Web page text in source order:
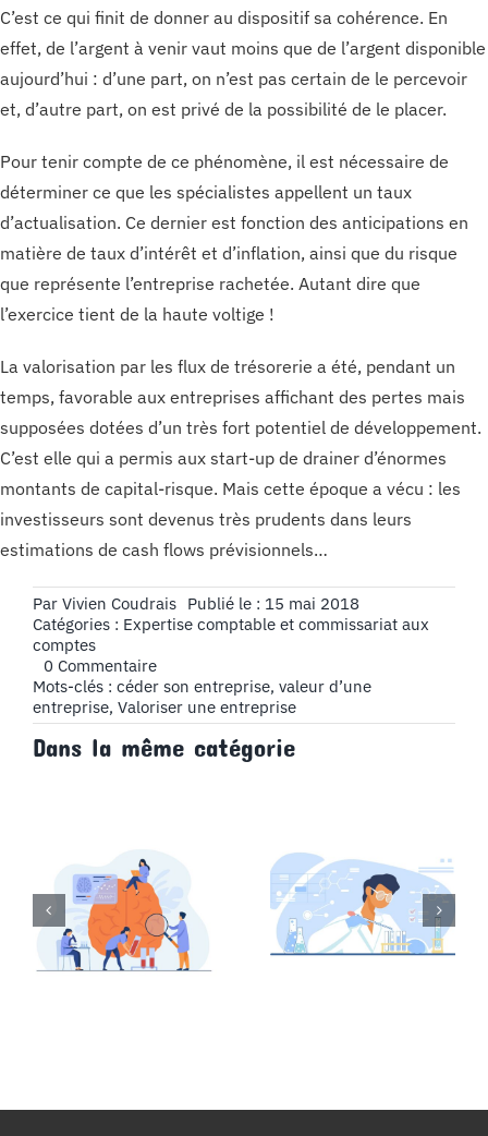
C’est ce qui finit de donner au dispositif sa cohérence. En
effet, de l’argent à venir vaut moins que de l’argent disponible
aujourd’hui : d’une part, on n’est pas certain de le percevoir
et, d’autre part, on est privé de la possibilité de le placer.
Pour tenir compte de ce phénomène, il est nécessaire de
déterminer ce que les spécialistes appellent un taux
d’actualisation. Ce dernier est fonction des anticipations en
matière de taux d’intérêt et d’inflation, ainsi que du risque
que représente l’entreprise rachetée. Autant dire que
l’exercice tient de la haute voltige !
La valorisation par les flux de trésorerie a été, pendant un
temps, favorable aux entreprises affichant des pertes mais
supposées dotées d’un très fort potentiel de développement.
C’est elle qui a permis aux start-up de drainer d’énormes
montants de capital-risque. Mais cette époque a vécu : les
investisseurs sont devenus très prudents dans leurs
estimations de cash flows prévisionnels…
Par Vivien Coudrais Publié le : 15 mai 2018
Catégories : Expertise comptable et commissariat aux
comptes
0 Commentaireon
Valoriser
une
entreprise
Mots-clés : céder son entreprise, valeur d’une
entreprise, Valoriser une entreprise
Dans la même catégorie
le crédit
innovation
(CII) ?
le crédit
d’impôt
recherche ?